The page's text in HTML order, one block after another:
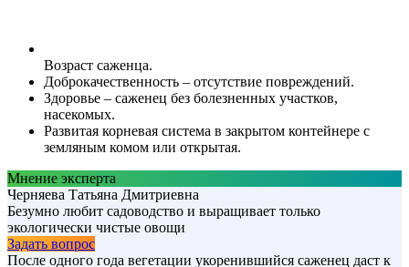
Возраст саженца.
Доброкачественность – отсутствие повреждений.
Здоровье – саженец без болезненных участков,
насекомых.
Развитая корневая система в закрытом контейнере с
земляным комом или открытая.
Мнение эксперта
Черняева Татьяна Дмитриевна
Безумно любит садоводство и выращивает только
экологически чистые овощи
Задать вопрос
После одного года вегетации укоренившийся саженец даст к